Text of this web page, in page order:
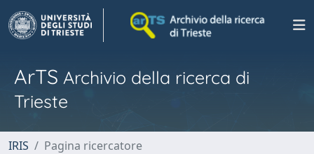
ArTS Archivio della ricerca di
Trieste
IRIS Pagina ricercatore